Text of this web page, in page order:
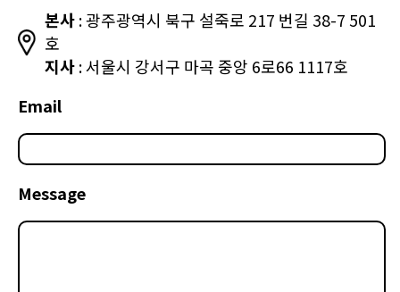
본사: 광주광역시 북구 설죽로 217 번길 38-7 501
호
지사: 서울시 강서구 마곡 중앙 6로66 1117호
Email
Message